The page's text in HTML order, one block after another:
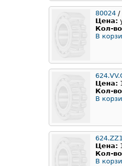
80024 /
Цена:
Кол-
В
Цена:
Кол-
В
Цена:
Кол-
В